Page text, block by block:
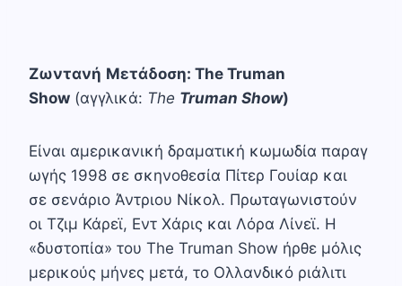
Ζωντανή Μετάδοση: The Truman
Show (αγγλικά: The Truman Show)
Είναι αμερικανική δραματική κωμωδία παραγ
ωγής 1998 σε σκηνοθεσία Πίτερ Γουίαρ και
σε σενάριο Άντριου Νίκολ. Πρωταγωνιστούν
οι Τζιμ Κάρεϊ, Εντ Χάρις και Λόρα Λίνεϊ. Η
«δυστοπία» του The Truman Show ήρθε μόλις
μερικούς μήνες μετά, το Ολλανδικό ριάλιτι